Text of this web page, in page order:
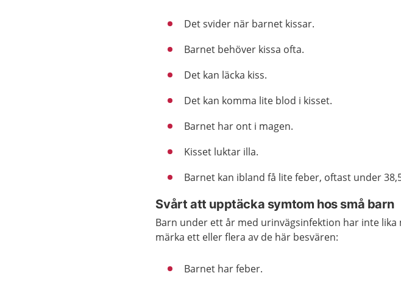
Det svider när barnet kissar.
Barnet behöver kissa ofta.
Det kan läcka kiss.
Det kan komma lite blod i kisset.
Barnet har ont i magen.
Kisset luktar illa.
Barnet kan ibland få lite feber, oftast under
Svårt att upptäcka symtom hos små barn
Barn under ett år med urinvägsinfektion har inte lika
märka ett eller flera av de här besvären:
Barnet har feber.